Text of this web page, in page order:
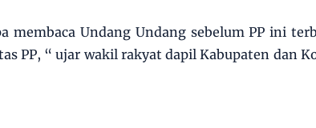
membaca Undang Undang sebelum PP ini
PP, “ ujar wakil rakyat dapil Kabupaten dan